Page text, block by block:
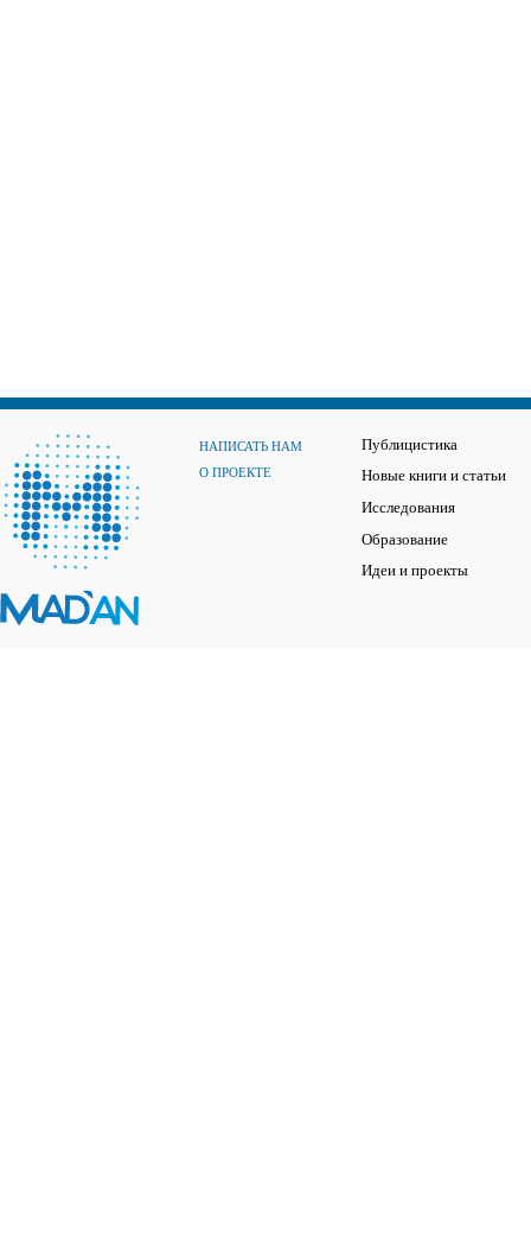
НАПИСАТЬ НАМ
О ПРОЕКТЕ
Публицистика
Новые книги и статьи
Исследования
Образование
Идеи и проекты